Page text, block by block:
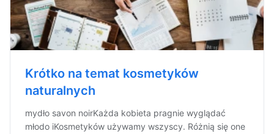
Krótko na temat kosmetyków
naturalnych
mydło savon noirKażda kobieta pragnie wyglądać
młodo iKosmetyków używamy wszyscy. Różnią się one